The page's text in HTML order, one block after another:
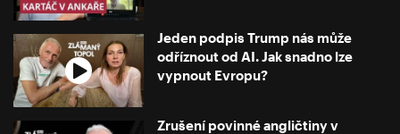
Jeden podpis Trump nás může
odříznout od AI. Jak snadno lze
vypnout Evropu?
Zrušení povinné angličtiny v